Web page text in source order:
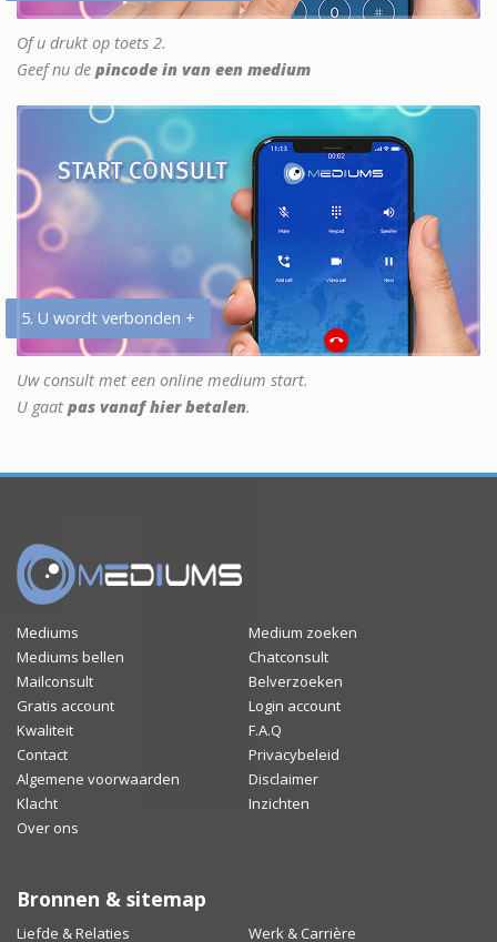
Of u drukt op toets 2.
Geef nu de pincode in van een medium
5. U wordt verbonden +
Uw consult met een online medium start.
U gaat pas vanaf hier betalen.
Mediums
Medium zoeken
Mediums bellen
Chatconsult
Mailconsult
Belverzoeken
Gratis account
Login account
Kwaliteit
F.A.Q
Contact
Privacybeleid
Algemene voorwaarden
Disclaimer
Klacht
Inzichten
Over ons
Bronnen & sitemap
Liefde & Relaties Werk & Carrière